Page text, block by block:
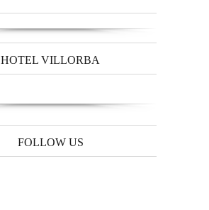
HOTEL VILLORBA
FOLLOW US